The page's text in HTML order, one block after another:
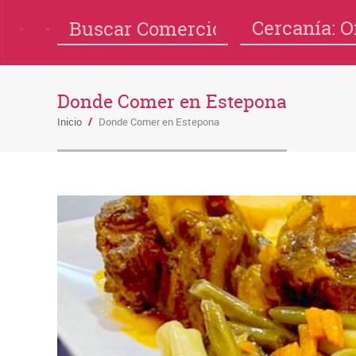
Cercanía:
Donde Comer en Estepona
Inicio / Donde Comer en Estepona